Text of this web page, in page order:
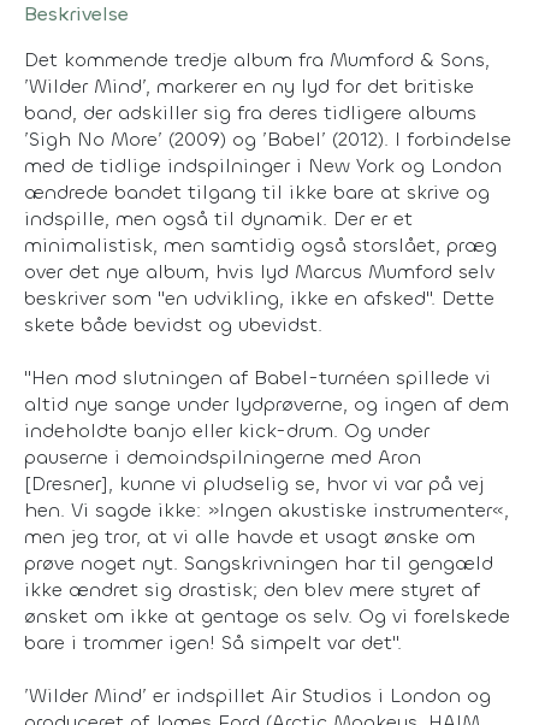
Beskrivelse
Det kommende tredje album fra Mumford & Sons,
’Wilder Mind’, markerer en ny lyd for det britiske
band, der adskiller sig fra deres tidligere albums
’Sigh No More’ (2009) og ’Babel’ (2012). I forbindelse
med de tidlige indspilninger i New York og London
ændrede bandet tilgang til ikke bare at skrive og
indspille, men også til dynamik. Der er et
minimalistisk, men samtidig også storslået, præg
over det nye album, hvis lyd Marcus Mumford selv
beskriver som "en udvikling, ikke en afsked". Dette
skete både bevidst og ubevidst.
"Hen mod slutningen af Babel-turnéen spillede vi
altid nye sange under lydprøverne, og ingen af dem
indeholdte banjo eller kick-drum. Og under
pauserne i demoindspilningerne med Aron
[Dresner], kunne vi pludselig se, hvor vi var på vej
hen. Vi sagde ikke: »Ingen akustiske instrumenter«,
men jeg tror, at vi alle havde et usagt ønske om
prøve noget nyt. Sangskrivningen har til gengæld
ikke ændret sig drastisk; den blev mere styret af
ønsket om ikke at gentage os selv. Og vi forelskede
bare i trommer igen! Så simpelt var det".
’Wilder Mind’ er indspillet Air Studios i London og